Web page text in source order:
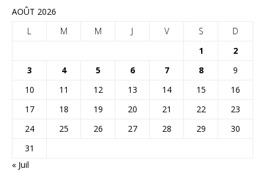
AOÛT 2026
L
M M J V S
D
1
2
3
4 5 6 7 8
9
10
11 12 13 14 15
16
17
18 19 20 21 22
23
24
25 26 27 28 29
30
31
« Juil